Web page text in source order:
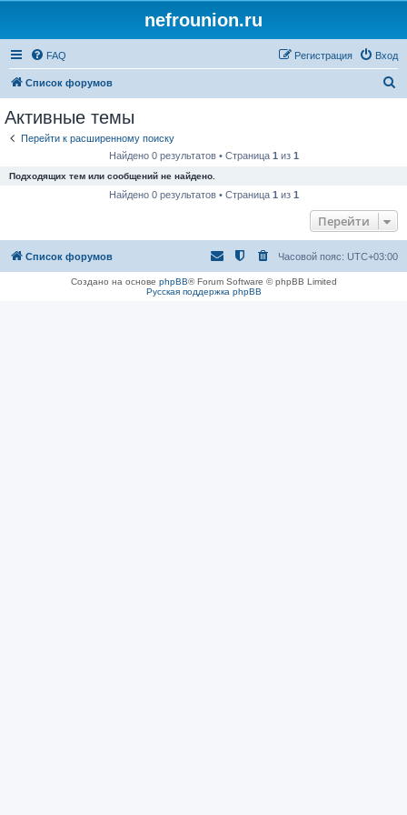
nefrounion.ru
FAQ Вход
Регистрация
Список форумов
Активные темы
Перейти к расширенному поиску
Найдено 0 результатов • Страница 1 из 1
Подходящих тем или сообщений не найдено.
Найдено 0 результатов • Страница 1 из 1
Перейти
Список форумов Часовой пояс: UTC+03:00
Создано на основе phpBB® Forum Software © phpBB Limited
Русская поддержка phpBB